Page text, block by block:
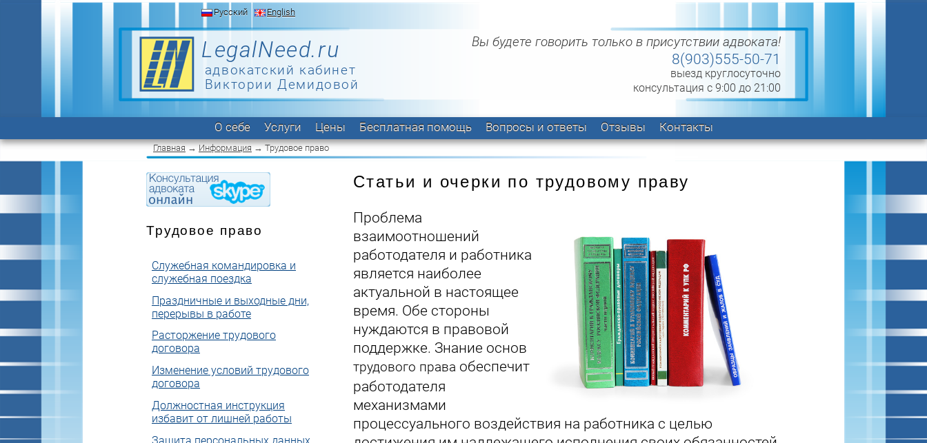
LegalNeed.ru
адвокатский кабинет
Виктории Демидовой
Вы будете говорить только в присутствии адвоката!
8(903)555-50-71
выезд круглосуточно
консультация с 9:00 до 21:00
Русский English
О себе Услуги Цены Бесплатная помощь Вопросы и ответы Отзывы Контакты
Главная→Информация→ Трудовое право
Трудовое право
Служебная командировка и
служебная поездка
Праздничные и выходные дни,
перерывы в работе
Расторжение трудового
договора
Изменение условий трудового
договора
Должностная инструкция
избавит от лишней работы
Статьи и очерки по трудовому праву
Проблема
взаимоотношений
работодателя и работника
является наиболее
актуальной в настоящее
время. Обе стороны
нуждаются в правовой
поддержке. Знание основ
трудового права обеспечит
работодателя
механизмами
процессуального воздействия на работника с целью